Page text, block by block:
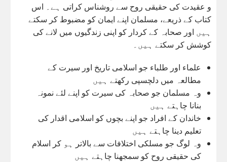
و عقیدت کی حقیقی روح سے روشناس کراتی ہے۔ اس
کتاب کے ذریعے، مسلمان اپنے ایمان کو مضبوط کر سکتے
ہیں اور صحابہ کے کردار کو اپنی زندگیوں میں لانے کی
کوشش کر سکتے ہیں۔
علماء اور طلباء جو اسلامی تاریخ اور سیرت کے
مطالعہ میں دلچسپی رکھتے ہیں
وہ مسلمان جو صحابہ کی سیرت کو اپنے لئے نمونہ
بنانا چاہتے ہیں
خاندان کے افراد جو اپنے بچوں کو اسلامی اقدار کی
تعلیم دینا چاہتے ہیں
وہ لوگ جو مسلکی اختلافات سے بالاتر ہو کر اسلام
کی حقیقی روح کو سمجھنا چاہتے ہیں